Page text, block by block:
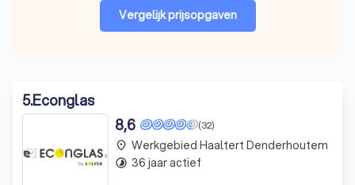
Vergelijk prijsopgaven
5.Econglas
(32)
8,6
place Werkgebied Haaltert Denderhoutem
timelapse 36 jaar actief